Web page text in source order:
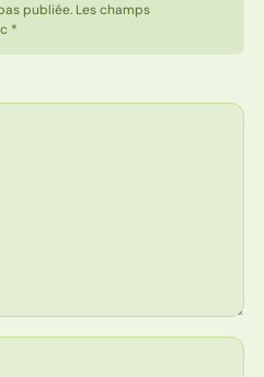
publiée. Les champs
*